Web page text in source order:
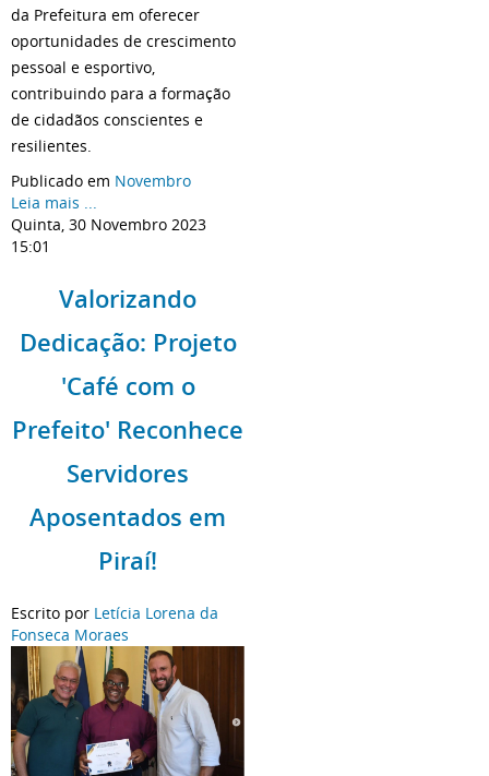
da Prefeitura em oferecer
oportunidades de crescimento
pessoal e esportivo,
contribuindo para a formação
de cidadãos conscientes e
resilientes.
Publicado em Novembro
Leia mais ...
Quinta, 30 Novembro 2023
15:01
Valorizando
Dedicação: Projeto
'Café com o
Prefeito' Reconhece
Servidores
Aposentados em
Piraí!
Escrito por Letícia Lorena da
Fonseca Moraes